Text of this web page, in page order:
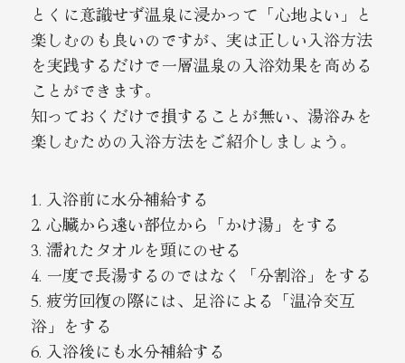
とくに意識せず温泉に浸かって「心地よい」と
楽しむのも良いのですが、実は正しい入浴方法
を実践するだけで一層温泉の入浴効果を高める
ことができます。
知っておくだけで損することが無い、湯浴みを
楽しむための入浴方法をご紹介しましょう。
1. 入浴前に水分補給する
2. 心臓から遠い部位から「かけ湯」をする
3. 濡れたタオルを頭にのせる
4. 一度で長湯するのではなく「分割浴」をする
5. 疲労回復の際には、足浴による「温冷交互
浴」をする
6. 入浴後にも水分補給する